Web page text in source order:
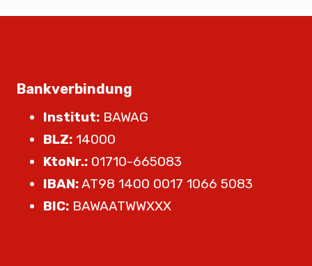
Bankverbindung
Institut: BAWAG
BLZ: 14000
KtoNr.: 01710-665083
IBAN:AT98 1400 0017 1066 5083
BIC: BAWAATWWXXX